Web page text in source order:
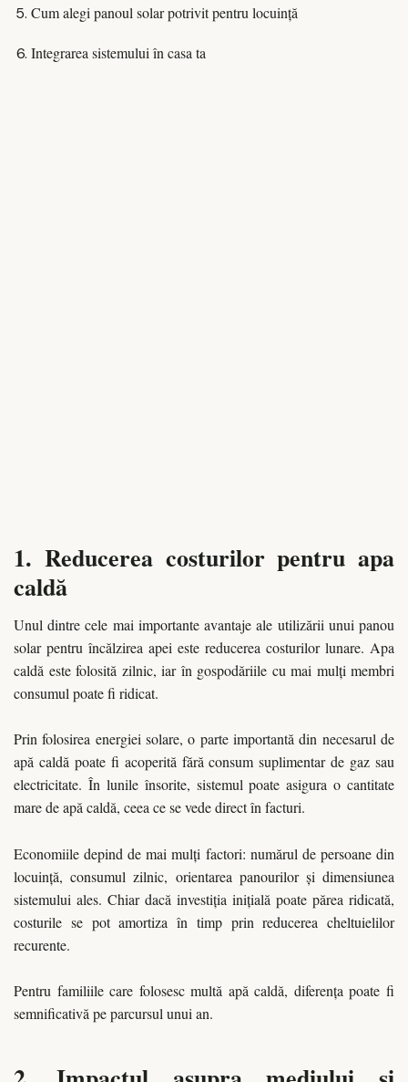
Cum alegi panoul solar potrivit pentru locuință
Integrarea sistemului în casa ta
1. Reducerea costurilor pentru apa
caldă
Unul dintre cele mai importante avantaje ale utilizării unui panou
solar pentru încălzirea apei este reducerea costurilor lunare. Apa
caldă este folosită zilnic, iar în gospodăriile cu mai mulți membri
consumul poate fi ridicat.
Prin folosirea energiei solare, o parte importantă din necesarul de
apă caldă poate fi acoperită fără consum suplimentar de gaz sau
electricitate. În lunile însorite, sistemul poate asigura o cantitate
mare de apă caldă, ceea ce se vede direct în facturi.
Economiile depind de mai mulți factori: numărul de persoane din
locuință, consumul zilnic, orientarea panourilor și dimensiunea
sistemului ales. Chiar dacă investiția inițială poate părea ridicată,
costurile se pot amortiza în timp prin reducerea cheltuielilor
recurente.
Pentru familiile care folosesc multă apă caldă, diferența poate fi
semnificativă pe parcursul unui an.